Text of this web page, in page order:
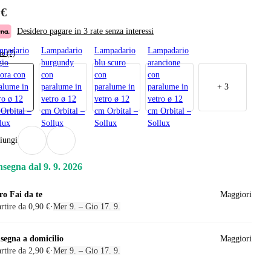
Desidero pagare in 3 rate senza interessi
(7)
con
in
ø 12
–
Lampadario
burgundy
con
paralume in
vetro ø 12
cm Orbital –
Sollux
Lampadario
blu scuro
con
paralume in
vetro ø 12
cm Orbital –
Sollux
Lampadario
arancione
con
paralume in
vetro ø 12
cm Orbital –
Sollux
+ 3
dal 9. 9. 2026
Fai da te
da 0,90 €·Mer 9. – Gio 17. 9.
Maggiori
a domicilio
da 2,90 €·Mer 9. – Gio 17. 9.
Maggiori